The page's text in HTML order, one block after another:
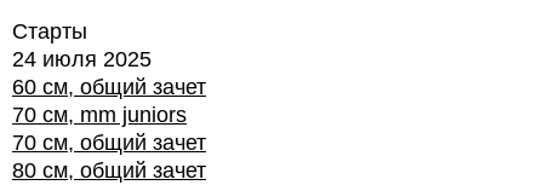
Старты
24 июля 2025
60 см, общий зачет
70 см, mm juniors
70 см, общий зачет
80 см, общий зачет